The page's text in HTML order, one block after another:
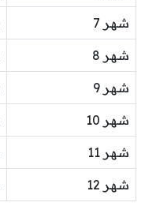
شهر 7
شهر 8
شهر 9
شهر 10
شهر 11
شهر 12